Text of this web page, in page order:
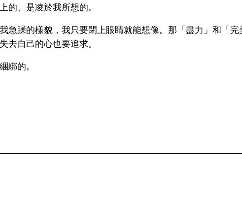
的、是凌於我所想的。
急躁的樣貌，我只要閉上眼睛就能想像。那「盡力」和「
去自己的心也要追求。
綁的。